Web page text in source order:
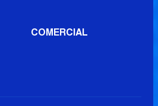
COMERCIAL